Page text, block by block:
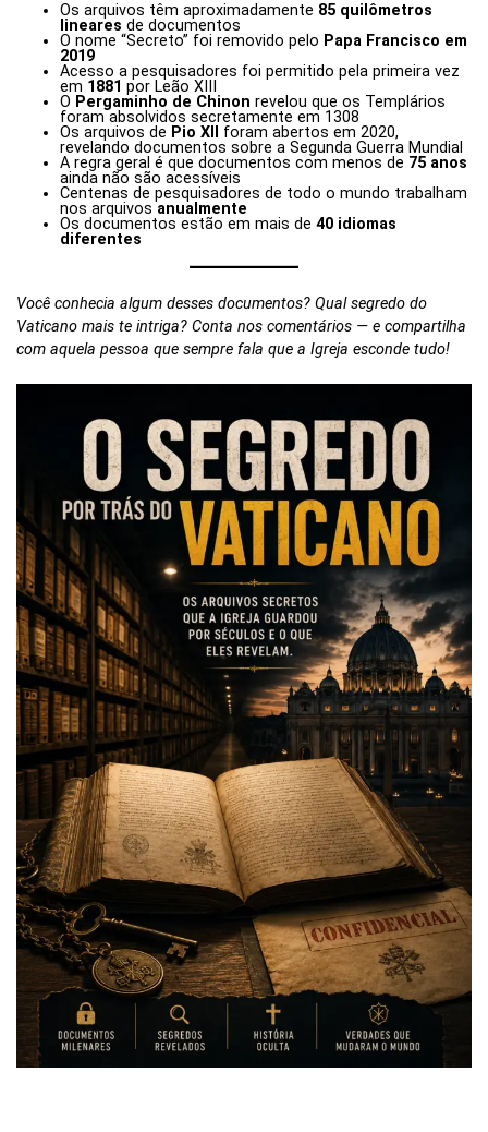
Os arquivos têm aproximadamente 85 quilômetros
lineares de documentos
O nome “Secreto” foi removido pelo Papa Francisco em
2019
Acesso a pesquisadores foi permitido pela primeira vez
em 1881 por Leão XIII
O Pergaminho de Chinon revelou que os Templários
foram absolvidos secretamente em 1308
Os arquivos de Pio XII
foram abertos em 2020,
revelando documentos sobre a Segunda Guerra Mundial
A regra geral é que documentos com menos de 75 anos
ainda não são acessíveis
Centenas de pesquisadores de todo o mundo trabalham
nos arquivos anualmente
Os documentos estão em mais de 40 idiomas
diferentes
Você conhecia algum desses documentos? Qual segredo do
Vaticano mais te intriga? Conta nos comentários — e compartilha
com aquela pessoa que sempre fala que a Igreja esconde tudo!